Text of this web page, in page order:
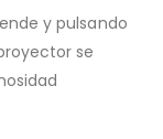
y pulsando
se